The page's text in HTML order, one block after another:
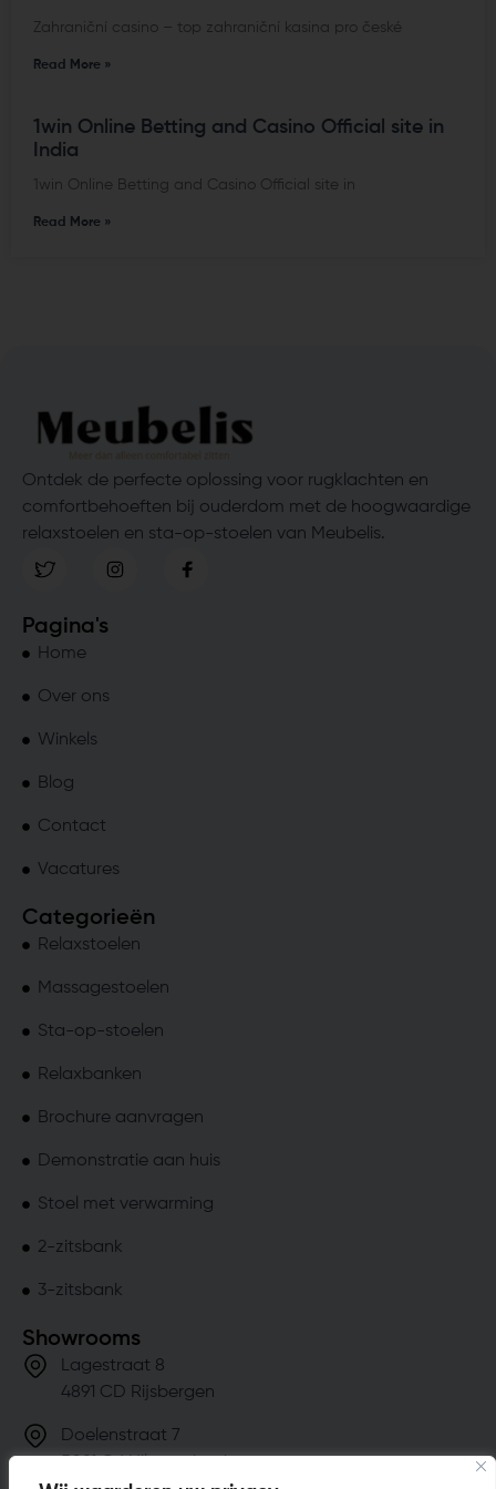
Zahraniční casino – top zahraniční kasina pro české
Read More »
1win Online Betting and Casino Official site in
India
1win Online Betting and Casino Official site in
Read More »
Ontdek de perfecte oplossing voor rugklachten en
comfortbehoeften bij ouderdom met de hoogwaardige
relaxstoelen en sta-op-stoelen van Meubelis.
Pagina's
Home
Over ons
Winkels
Blog
Contact
Vacatures
Categorieën
Relaxstoelen
Massagestoelen
Sta-op-stoelen
Relaxbanken
Brochure aanvragen
Demonstratie aan huis
Stoel met verwarming
2-zitsbank
3-zitsbank
Showrooms
Lagestraat 8
4891 CD Rijsbergen
Doelenstraat 7